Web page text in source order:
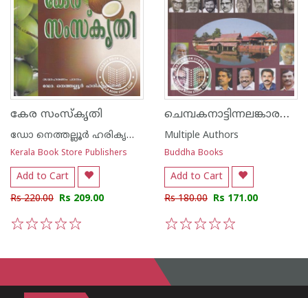
കേര സംസ്കൃതി
ഡോ നെത്തല്ലൂര്‍ ഹരികൃഷ്ണന്‍
Kerala Book Store Publishers
Add to Cart
Rs 220.00 Rs 209.00
ചെമ്പകനാട്ടിന്നലങ്കാരങ്ങള്‍
Multiple Authors
Buddha Books
Add to Cart
Rs 180.00 Rs 171.00